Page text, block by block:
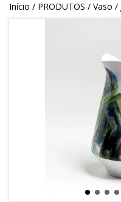
Início / PRODUTOS / Vaso /